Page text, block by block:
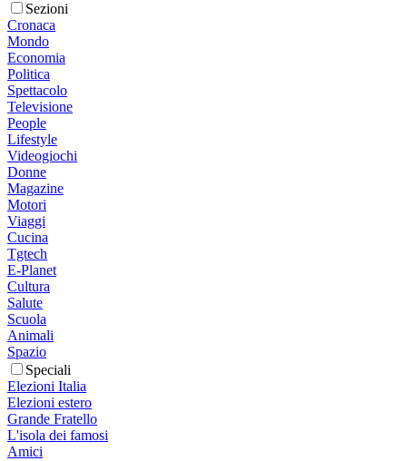
Sezioni
Cronaca
Mondo
Economia
Politica
Spettacolo
Televisione
People
Lifestyle
Videogiochi
Donne
Magazine
Motori
Viaggi
Cucina
Tgtech
E-Planet
Cultura
Salute
Scuola
Animali
Spazio
Speciali
Elezioni Italia
Elezioni estero
Grande Fratello
L'isola dei famosi
Amici